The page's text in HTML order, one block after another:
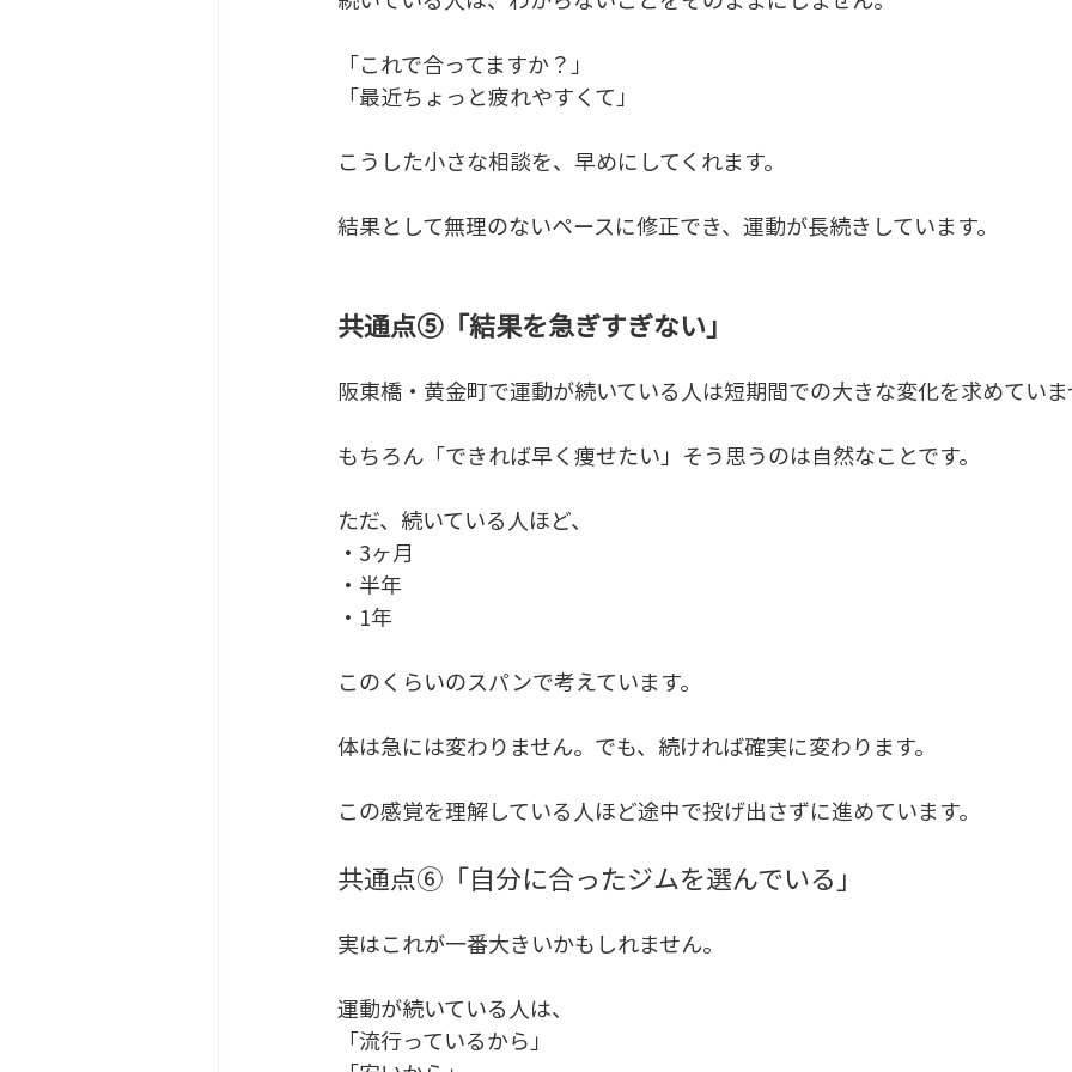
「これで合ってますか？」
「最近ちょっと疲れやすくて」
こうした小さな相談を、早めにしてくれます。
結果として無理のないペースに修正でき、運動が長続きしています。
共通点⑤「結果を急ぎすぎない」
阪東橋・黄金町で運動が続いている人は短期間での大きな変化を求めてい
もちろん「できれば早く痩せたい」そう思うのは自然なことです。
ただ、続いている人ほど、
・3ヶ月
・半年
・1年
このくらいのスパンで考えています。
体は急には変わりません。でも、続ければ確実に変わります。
この感覚を理解している人ほど途中で投げ出さずに進めています。
共通点⑥「自分に合ったジムを選んでいる」
実はこれが一番大きいかもしれません。
運動が続いている人は、
「流行っているから」